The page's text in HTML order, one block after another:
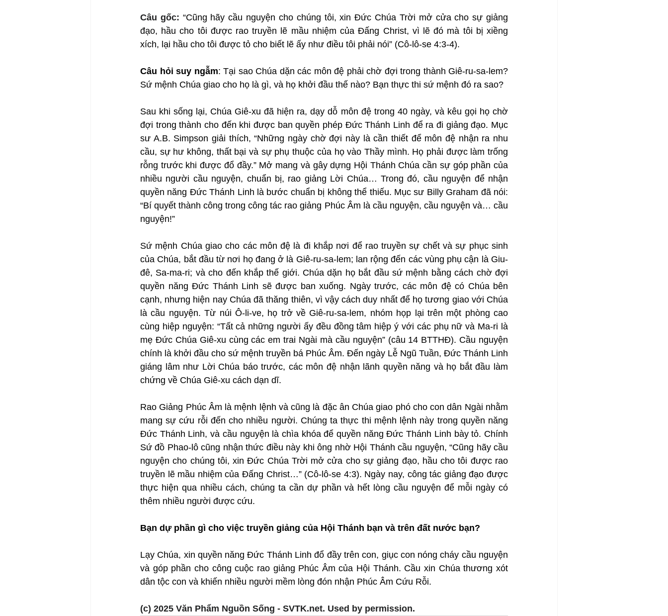
Câu gốc: “Cũng hãy cầu nguyện cho chúng tôi, xin Đức Chúa Trời mở cửa cho sự giảng
đạo, hầu cho tôi được rao truyền lẽ mầu nhiệm của Đấng Christ, vì lẽ đó mà tôi bị xiềng
xích, lại hầu cho tôi được tỏ cho biết lẽ ấy như điều tôi phải nói” (Cô-lô-se 4:3-4).
Câu hỏi suy ngẫm: Tại sao Chúa dặn các môn đệ phải chờ đợi trong thành Giê-ru-sa-lem?
Sứ mệnh Chúa giao cho họ là gì, và họ khởi đầu thế nào? Bạn thực thi sứ mệnh đó ra sao?
Sau khi sống lại, Chúa Giê-xu đã hiện ra, dạy dỗ môn đệ trong 40 ngày, và kêu gọi họ chờ
đợi trong thành cho đến khi được ban quyền phép Đức Thánh Linh để ra đi giảng đạo. Mục
sư A.B. Simpson giải thích, “Những ngày chờ đợi này là cần thiết để môn đệ nhận ra nhu
cầu, sự hư không, thất bại và sự phụ thuộc của họ vào Thầy mình. Họ phải được làm trống
rỗng trước khi được đổ đầy.” Mở mang và gây dựng Hội Thánh Chúa cần sự góp phần của
nhiều người cầu nguyện, chuẩn bị, rao giảng Lời Chúa… Trong đó, cầu nguyện để nhận
quyền năng Đức Thánh Linh là bước chuẩn bị không thể thiếu. Mục sư Billy Graham đã nói:
“Bí quyết thành công trong công tác rao giảng Phúc Âm là cầu nguyện, cầu nguyện và… cầu
nguyện!”
Sứ mệnh Chúa giao cho các môn đệ là đi khắp nơi để rao truyền sự chết và sự phục sinh
của Chúa, bắt đầu từ nơi họ đang ở là Giê-ru-sa-lem; lan rộng đến các vùng phụ cận là Giu-
đê, Sa-ma-ri; và cho đến khắp thế giới. Chúa dặn họ bắt đầu sứ mệnh bằng cách chờ đợi
quyền năng Đức Thánh Linh sẽ được ban xuống. Ngày trước, các môn đệ có Chúa bên
cạnh, nhưng hiện nay Chúa đã thăng thiên, vì vậy cách duy nhất để họ tương giao với Chúa
là cầu nguyện. Từ núi Ô-li-ve, họ trở về Giê-ru-sa-lem, nhóm họp lại trên một phòng cao
cùng hiệp nguyện: “Tất cả những người ấy đều đồng tâm hiệp ý với các phụ nữ và Ma-ri là
mẹ Đức Chúa Giê-xu cùng các em trai Ngài mà cầu nguyện” (câu 14 BTTHĐ). Cầu nguyện
chính là khởi đầu cho sứ mệnh truyền bá Phúc Âm. Đến ngày Lễ Ngũ Tuần, Đức Thánh Linh
giáng lâm như Lời Chúa báo trước, các môn đệ nhận lãnh quyền năng và họ bắt đầu làm
chứng về Chúa Giê-xu cách dạn dĩ.
Rao Giảng Phúc Âm là mệnh lệnh và cũng là đặc ân Chúa giao phó cho con dân Ngài nhằm
mang sự cứu rỗi đến cho nhiều người. Chúng ta thực thi mệnh lệnh này trong quyền năng
Đức Thánh Linh, và cầu nguyện là chìa khóa để quyền năng Đức Thánh Linh bày tỏ. Chính
Sứ đồ Phao-lô cũng nhận thức điều này khi ông nhờ Hội Thánh cầu nguyện, “Cũng hãy cầu
nguyện cho chúng tôi, xin Đức Chúa Trời mở cửa cho sự giảng đạo, hầu cho tôi được rao
truyền lẽ mầu nhiệm của Đấng Christ…” (Cô-lô-se 4:3). Ngày nay, công tác giảng đạo được
thực hiện qua nhiều cách, chúng ta cần dự phần và hết lòng cầu nguyện để mỗi ngày có
thêm nhiều người được cứu.
Bạn dự phần gì cho việc truyền giảng của Hội Thánh bạn và trên đất nước bạn?
Lạy Chúa, xin quyền năng Đức Thánh Linh đổ đầy trên con, giục con nóng cháy cầu nguyện
và góp phần cho công cuộc rao giảng Phúc Âm của Hội Thánh. Cầu xin Chúa thương xót
dân tộc con và khiến nhiều người mềm lòng đón nhận Phúc Âm Cứu Rỗi.
(c) 2025 Văn Phẩm Nguồn Sống - SVTK.net. Used by permission.